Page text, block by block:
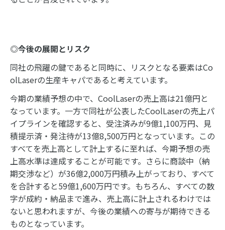
◎今後の展開とリスク
同社の飛躍の鍵であると同時に、リスクとなる要素はCo
olLaserの生産キャパであると考えています。
今期の業績予想の中で、CoolLaserの売上高は21億円と
なっています。一方で同社が公表したCoolLaserの売上パ
イプラインを確認すると、受注済みが9億1,100万円、見
積提示済・発注待が13億8,500万円となっています。この
すべてを売上高として計上するに至れば、今期予想の売
上高水準は達成することが可能です。さらに商談中（納
期交渉など）が36億2,000万円積み上がっており、すべて
を合計すると59億1,600万円です。もちろん、すべての数
字が成約・納品まで進み、売上高に計上されるわけでは
ないと思われますが、今後の業績への寄与が期待できる
ものとなっています。